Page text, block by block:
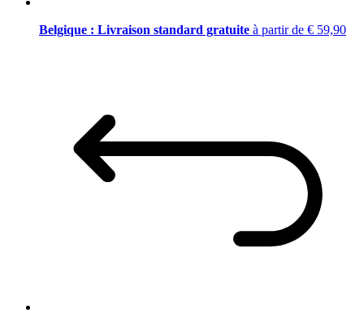
Belgique : Livraison standard gratuite à partir de € 59,90